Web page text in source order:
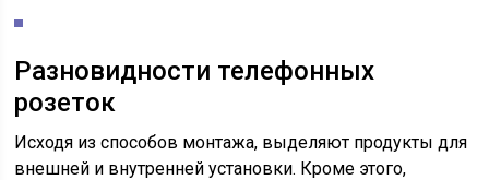
Разновидности телефонных
розеток
Исходя из способов монтажа, выделяют продукты для
внешней и внутренней установки. Кроме этого,